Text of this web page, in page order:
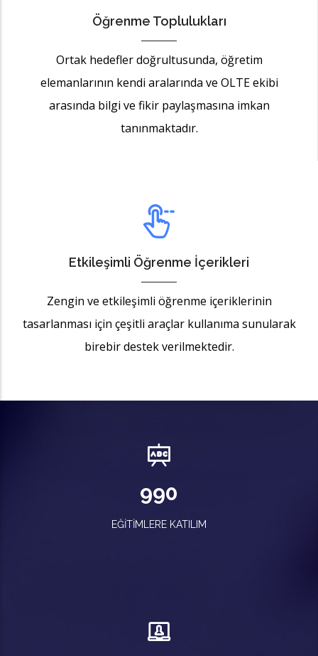
Öğrenme Toplulukları
Ortak hedefler doğrultusunda, öğretim
elemanlarının kendi aralarında ve OLTE ekibi
arasında bilgi ve fikir paylaşmasına imkan
tanınmaktadır.
Etkileşimli Öğrenme İçerikleri
Zengin ve etkileşimli öğrenme içeriklerinin
tasarlanması için çeşitli araçlar kullanıma sunularak
birebir destek verilmektedir.
1,139
EĞITIMLERE KATILIM